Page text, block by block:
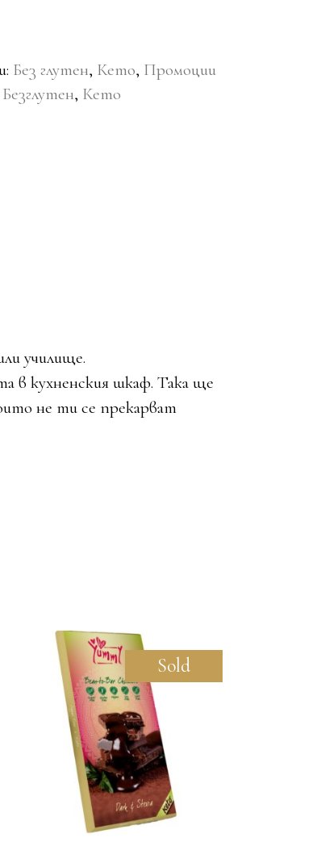
Без глутен, Кето, Промоции
Безглутен, Кето
училище.
в кухненския шкаф. Така ще
не ти се прекарват
Sold
ОЩЕ